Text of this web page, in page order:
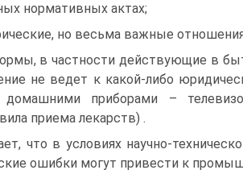
нормативных актах;
но весьма важные
в частности действующие в
не ведет к какой-либо
приборами –
приема лекарств) .
что в условиях научно-
ошибки могут привести к